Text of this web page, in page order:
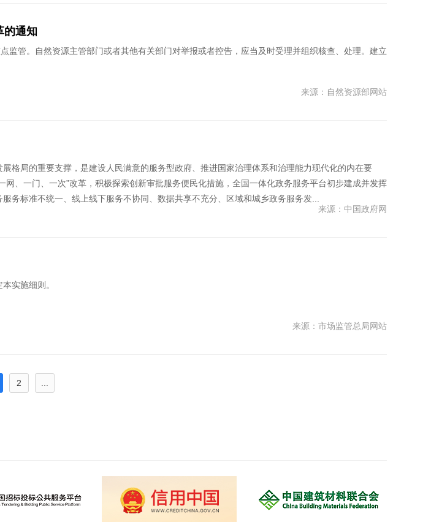
的通知
监管。自然资源主管部门或者其他有关部门对举报或者控告，应当及时受理并组织核查、处理。建立
来源：自然资源部网站
格局的重要支撑，是建设人民满意的服务型政府、推进国家治理体系和治理能力现代化的内在要
、一门、一次”改革，积极探索创新审批服务便民化措施，全国一体化政务服务平台初步建成并发挥
务标准不统一、线上线下服务不协同、数据共享不充分、区域和城乡政务服务发...
来源：中国政府网
实施细则。
来源：市场监管总局网站
2